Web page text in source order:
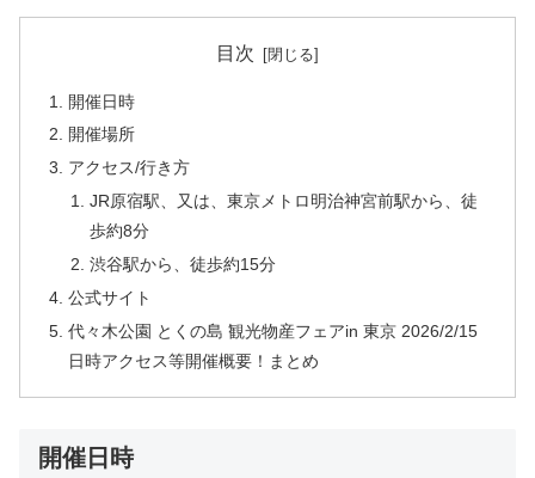
目次
開催日時
開催場所
アクセス/行き方
JR原宿駅、又は、東京メトロ明治神宮前駅から、徒
歩約8分
渋谷駅から、徒歩約15分
公式サイト
代々木公園 とくの島 観光物産フェアin 東京 2026/2/15
日時アクセス等開催概要！まとめ
開催日時